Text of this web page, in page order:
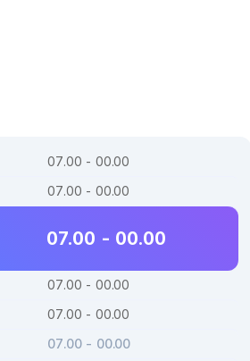
07.00 - 00.00
07.00 - 00.00
07.00 - 00.00
07.00 - 00.00
07.00 - 00.00
07.00 - 00.00